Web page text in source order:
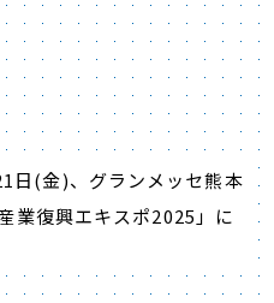
日(金)、グランメッセ熊本
業復興エキスポ2025」に